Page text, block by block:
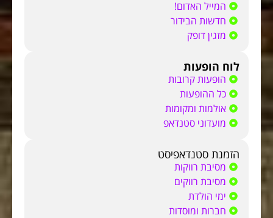
המייל האדום!
חדשות הבידור
מזגין דופק
לוח הופעות
הופעות קרובות
כל ההופעות
אולמות ומקומות
מועדוני סטנדאפ
הזמנת סטנדאפיסט
מסיבת רווקות
מסיבת רווקים
ימי הולדת
חברות ומוסדות